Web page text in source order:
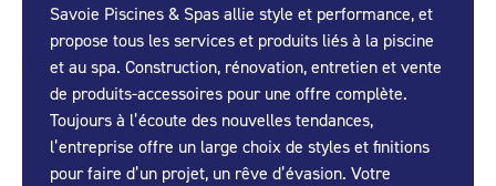
Savoie Piscines & Spas allie style et performance, et
propose tous les services et produits liés à la piscine
et au spa. Construction, rénovation, entretien et vente
de produits-accessoires pour une offre complète.
Toujours à l’écoute des nouvelles tendances,
l’entreprise offre un large choix de styles et finitions
pour faire d’un projet, un rêve d’évasion. Votre